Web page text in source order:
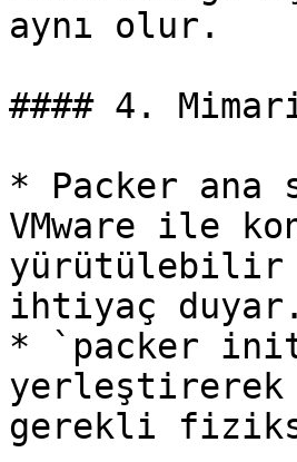
aynı olur.
#### 4.
* Packer ana
VMware ile
yürütülebilir
ihtiyaç duyar.
* `packer
gerekli